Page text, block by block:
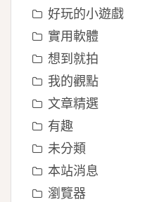
好玩的小遊戲
實用軟體
想到就拍
我的觀點
文章精選
有趣
未分類
本站消息
瀏覽器